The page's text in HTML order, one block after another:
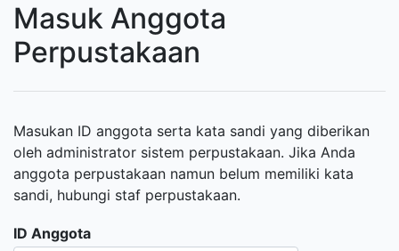
Masuk Anggota
Perpustakaan
Masukan ID anggota serta kata sandi yang diberikan
oleh administrator sistem perpustakaan. Jika Anda
anggota perpustakaan namun belum memiliki kata
sandi, hubungi staf perpustakaan.
ID Anggota